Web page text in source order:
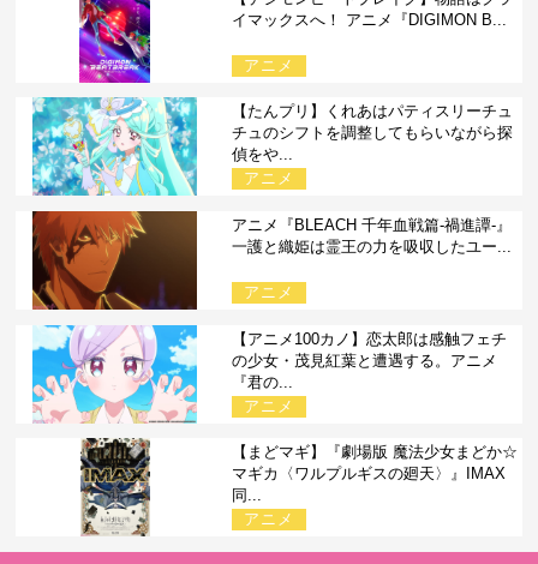
イマックスへ！ アニメ『DIGIMON B...
アニメ
【たんプリ】くれあはパティスリーチュ
チュのシフトを調整してもらいながら探
偵をや...
アニメ
アニメ『BLEACH 千年血戦篇-禍進譚-』
一護と織姫は霊王の力を吸収したユー...
アニメ
【アニメ100カノ】恋太郎は感触フェチ
の少女・茂見紅葉と遭遇する。アニメ
『君の...
アニメ
【まどマギ】『劇場版 魔法少女まどか☆
マギカ〈ワルプルギスの廻天〉』IMAX
同...
アニメ